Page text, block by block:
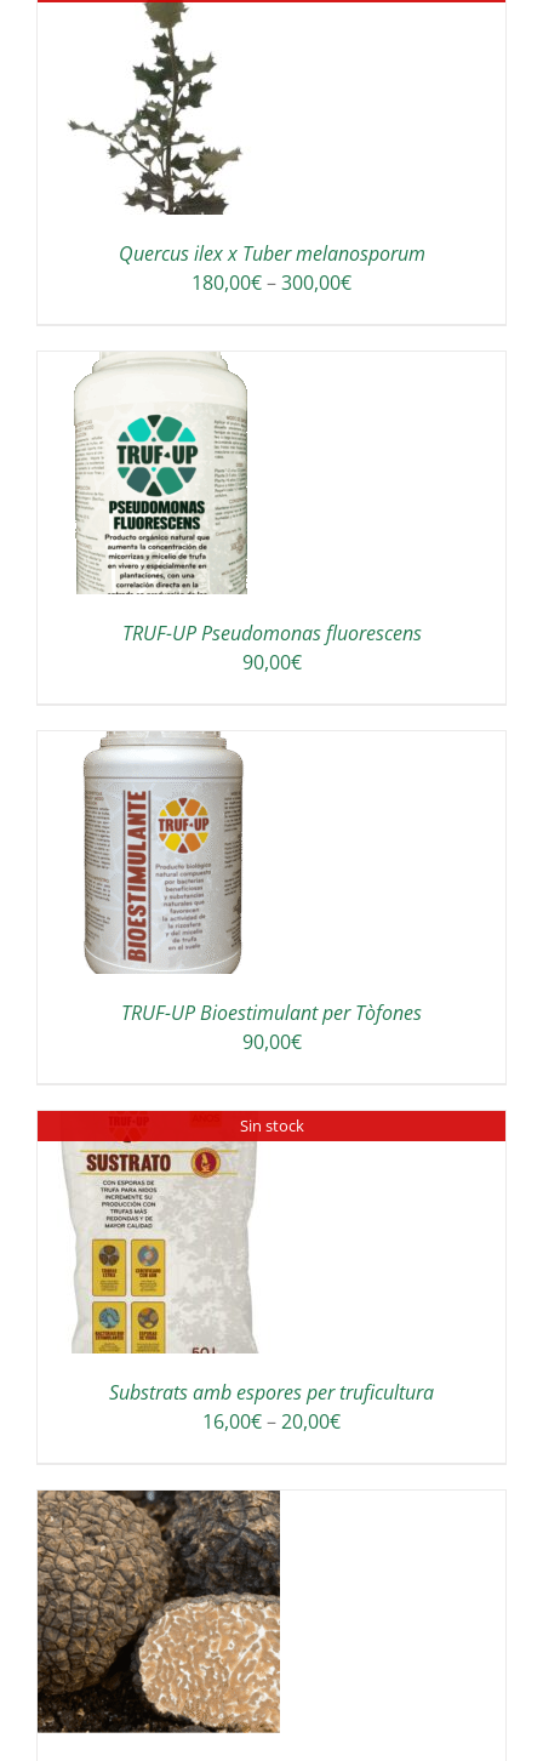
Quercus ilex x Tuber melanosporum
180,00€–300,00€Interval
TRUF-UP Pseudomonas fluorescens
90,00€
TRUF-UP Bioestimulant per Tòfones
90,00€
Sin stock
Substrats amb espores per truficultura
16,00€–20,00€Interval